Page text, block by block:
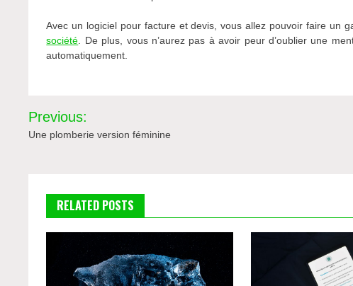
Avec un logiciel pour facture et devis, vous allez pouvoir faire un
société . De plus, vous n’aurez pas à avoir peur d’oublier une
automatiquement.
Navigation
de
Previous:
Une plomberie version féminine
RELATED POSTS